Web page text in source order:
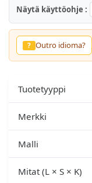
Näytä käyttöohje :
? Outro idioma?
Tuotetyyppi
Merkki
Malli
Mitat (L × S × K)